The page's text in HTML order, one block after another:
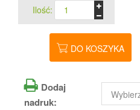
Ilość:
DO KOSZYKA
Dodaj
nadruk: